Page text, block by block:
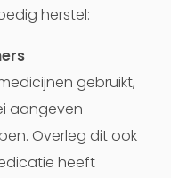
herstel:
gebruikt,
aangeven
Overleg dit ook
heeft